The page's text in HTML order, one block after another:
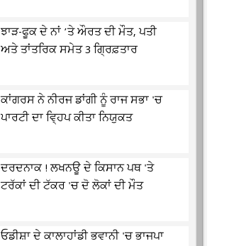
ਝਾੜ-ਫੂਕ ਦੇ ਨਾਂ ’ਤੇ ਔਰਤ ਦੀ ਮੌਤ, ਪਤੀ
ਅਤੇ ਤਾਂਤਰਿਕ ਸਮੇਤ 3 ਗ੍ਰਿਫ਼ਤਾਰ
ਕਾਂਗਰਸ ਨੇ ਨੀਰਜ ਡਾਂਗੀ ਨੂੰ ਰਾਜ ਸਭਾ 'ਚ
ਪਾਰਟੀ ਦਾ ਵ੍ਹਿਪ ਕੀਤਾ ਨਿਯੁਕਤ
ਦਰਦਨਾਕ ! ਲਖਨਊ ਦੇ ਕਿਸਾਨ ਪਥ 'ਤੇ
ਟਰੱਕਾਂ ਦੀ ਟੱਕਰ 'ਚ ਦੋ ਲੋਕਾਂ ਦੀ ਮੌਤ
ਓਡੀਸ਼ਾ ਦੇ ਕਾਲਾਹਾਂਡੀ ਭਵਾਨੀ 'ਚ ਭਾਜਪਾ